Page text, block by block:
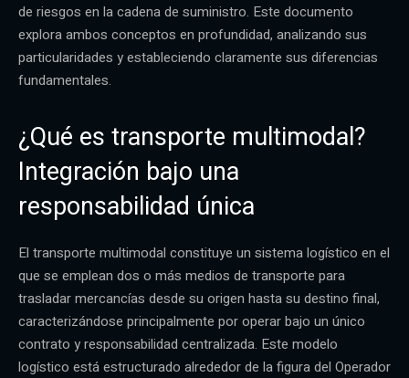
de riesgos en la cadena de suministro. Este documento
explora ambos conceptos en profundidad, analizando sus
particularidades y estableciendo claramente sus diferencias
fundamentales.
¿Qué es transporte multimodal?
Integración bajo una
responsabilidad única
El transporte multimodal constituye un sistema logístico en el
que se emplean dos o más medios de transporte para
trasladar mercancías desde su origen hasta su destino final,
caracterizándose principalmente por operar bajo un único
contrato y responsabilidad centralizada. Este modelo
logístico está estructurado alrededor de la figura del Operador